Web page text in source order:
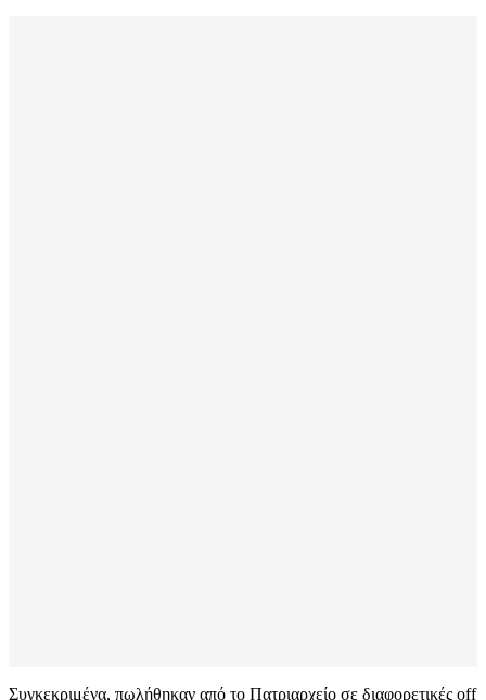
Συγκεκριμένα, πωλήθηκαν από το Πατριαρχείο σε διαφορετικές off